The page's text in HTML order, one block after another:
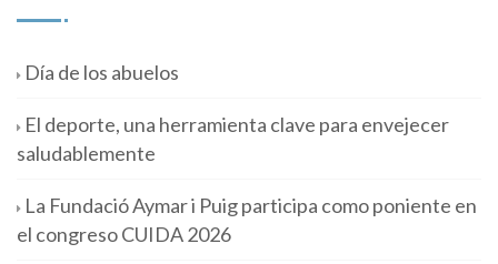
Día de los abuelos
El deporte, una herramienta clave para envejecer
saludablemente
La Fundació Aymar i Puig participa como poniente en
el congreso CUIDA 2026